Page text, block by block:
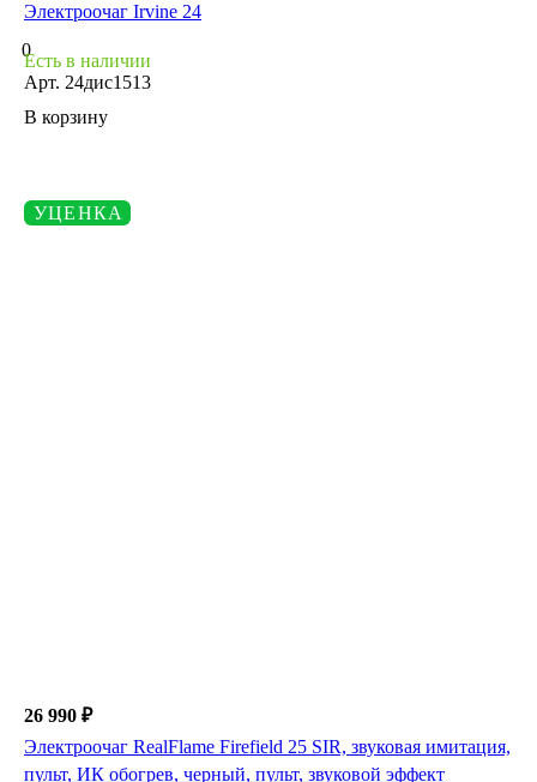
Электроочаг Irvine 24
0
Есть в наличии
Арт. 24дис1513
В корзину
УЦЕНКА
26 990 ₽
Электроочаг RealFlame Firefield 25 SIR, звуковая имитация,
пульт, ИК обогрев, черный, пульт, звуковой эффект